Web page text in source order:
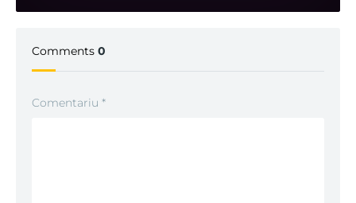
Comments 0
Comentariu *